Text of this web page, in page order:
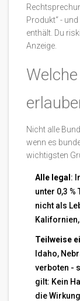
Produkt“ -
enthält. Du
Anzeige.
Nicht alle
wenn es
wichtigsten
Alle legal :
unter 0,3
nicht als
Teilweise
Idaho,
verboten -
gilt: Kein
die